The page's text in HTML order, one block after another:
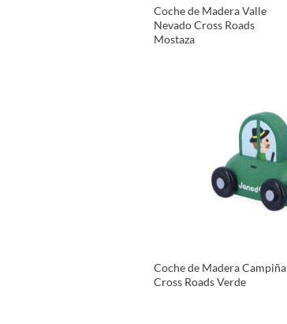
Coche de Madera Valle
Nevado Cross Roads
Mostaza
Coche de Madera Campiña
Cross Roads Verde